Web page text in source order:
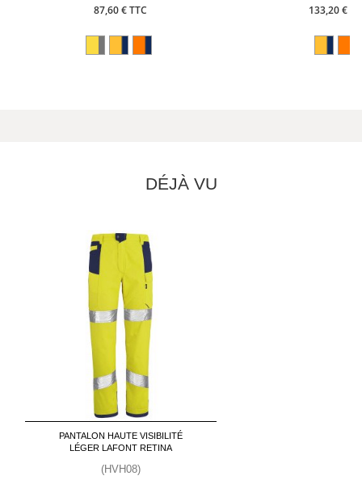
87,60 € TTC 133,20 €
DÉJÀ VU
PANTALON HAUTE VISIBILITÉ
LÉGER LAFONT RETINA
(HVH08)